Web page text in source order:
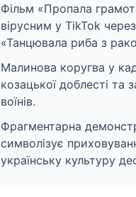
Фільм «Пропала
вірусним у TikTok
«Танцювала риба з
Малинова коругва у
козацької доблесті та
воїнів.
Фрагментарна
символізує
українську культуру